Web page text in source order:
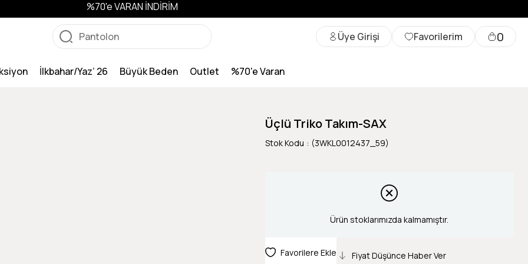
%70'e VARAN İNDİRİM
Üye Girişi Favorilerim 0
İlkbahar/Yaz’ 26 Büyük Beden Outlet %70'e Varan
Üçlü Triko Takım-SAX
Stok Kodu (3WKL0012437_59)
Ürün stoklarımızda kalmamıştır.
Favorilere Ekle Fiyat Düşünce Haber Ver